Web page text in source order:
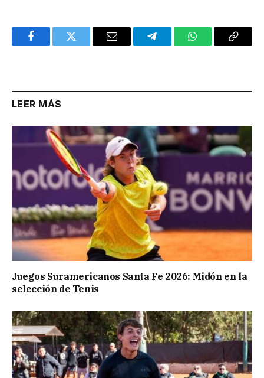
FacebookTwitter Email TelegramWhatsAppCopy
LEER MÁS
Juegos Suramericanos Santa Fe 2026: Midón en la
selección de Tenis